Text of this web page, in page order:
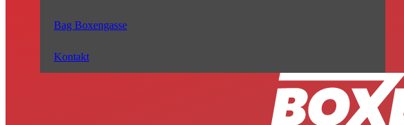
Bag Boxengasse
Kontakt